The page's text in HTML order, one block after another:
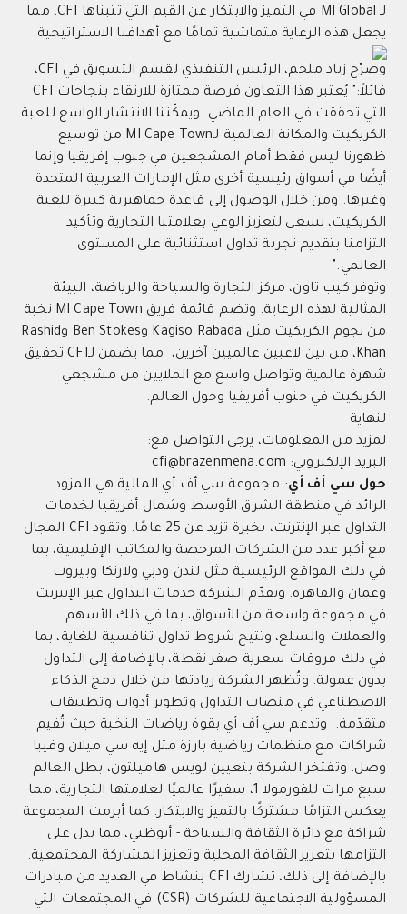
لـ MI Global في التميز والابتكار عن القيم التي تتبناها CFI، مما
يجعل هذه الرعاية متماشية تمامًا مع أهدافنا الاستراتيجية.
وصرّح زياد ملحم، الرئيس التنفيذي لقسم التسويق في CFI،
قائلاً:" يُعتبر هذا التعاون فرصة ممتازة للارتقاء بنجاحات CFI
التي تحققت في العام الماضي. ويمكّننا الانتشار الواسع للعبة
الكريكيت والمكانة العالمية لـMI Cape Town من توسيع
ظهورنا ليس فقط أمام المشجعين في جنوب إفريقيا وإنما
أيضًا في أسواق رئيسية أخرى مثل الإمارات العربية المتحدة
وغيرها. ومن خلال الوصول إلى قاعدة جماهيرية كبيرة للعبة
الكريكيت، نسعى لتعزيز الوعي بعلامتنا التجارية وتأكيد
التزامنا بتقديم تجربة تداول استثنائية على المستوى
العالمي."
وتوفر كيب تاون، مركز التجارة والسياحة والرياضة، البيئة
المثالية لهذه الرعاية. وتضم قائمة فريق MI Cape Town نخبة
من نجوم الكريكيت مثل Kagiso Rabada وBen Stokes وRashid
Khan، من بين لاعبين عالميين آخرين، مما يضمن لـCFI تحقيق
شهرة عالمية وتواصل واسع مع الملايين من مشجعي
الكريكيت في جنوب أفريقيا وحول العالم.
لنهاية
لمزيد من المعلومات، يرجى التواصل مع:
البريد الإلكتروني: cfi@brazenmena.com
حول سي أف أي: مجموعة سي أف أي المالية هي المزود
الرائد في منطقة الشرق الأوسط وشمال أفريقيا لخدمات
التداول عبر الإنترنت، بخبرة تزيد عن 25 عامًا. وتقود CFI المجال
مع أكبر عدد من الشركات المرخصة والمكاتب الإقليمية، بما
في ذلك المواقع الرئيسية مثل لندن ودبي ولارنكا وبيروت
وعمان والقاهرة. وتقدّم الشركة خدمات التداول عبر الإنترنت
في مجموعة واسعة من الأسواق، بما في ذلك الأسهم
والعملات والسلع، وتتيح شروط تداول تنافسية للغاية، بما
في ذلك فروقات سعرية صفر نقطة، بالإضافة إلى التداول
بدون عمولة. وتُظهر الشركة ريادتها من خلال دمج الذكاء
الاصطناعي في منصات التداول وتطوير أدوات وتطبيقات
متقدّمة. وتدعم سي أف أي بقوة رياضات النخبة حيث تُقيم
شراكات مع منظمات رياضية بارزة مثل إيه سي ميلان وفيبا
وصل. وتفتخر الشركة بتعيين لويس هاميلتون، بطل العالم
سبع مرات للفورمولا 1، سفيرًا عالميًا لعلامتها التجارية، مما
يعكس التزامًا مشتركًا بالتميز والابتكار. كما أبرمت المجموعة
شراكة مع دائرة الثقافة والسياحة - أبوظبي، مما يدل على
التزامها بتعزيز الثقافة المحلية وتعزيز المشاركة المجتمعية.
بالإضافة إلى ذلك، تشارك CFI بنشاط في العديد من مبادرات
المسؤولية الاجتماعية للشركات (CSR) في المجتمعات التي